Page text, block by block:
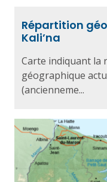
Répartition
Kali’na
Carte indiquant la
géographique
(ancienneme...